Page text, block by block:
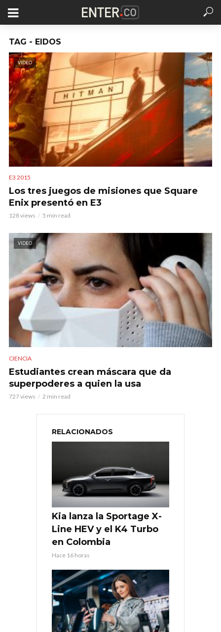
TAG - EIDOS
VIDEO
E3 2015
Los tres juegos de misiones que Square
Enix presentó en E3
128 views 5 min read
VIDEO
CIENCIA
Estudiantes crean máscara que da
superpoderes a quien la usa
727 views 2 min read
RELACIONADOS
Kia lanza la Sportage X-
Line HEV y el K4 Turbo
en Colombia
Hace 16 horas